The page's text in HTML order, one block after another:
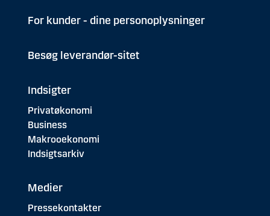
For kunder - dine personoplysninger
Besøg leverandør-sitet
Indsigter
Privatøkonomi
Business
Makrooekonomi
Indsigtsarkiv
Medier
Pressekontakter